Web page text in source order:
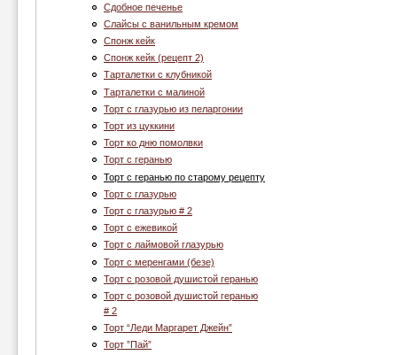
Сдобное печенье
Слайсы с ванильным кремом
Спонж кейк
Спонж кейк (рецепт 2)
Тарталетки с клубникой
Тарталетки с малиной
Торт c глазурью из пеларгонии
Торт из цуккини
Торт ко дню помолвки
Торт с геранью
Торт с геранью по старому рецепту
Торт с глазурью
Торт с глазурью # 2
Торт с ежевикой
Торт с лаймовой глазурью
Торт с меренгами (безе)
Торт с розовой душистой геранью
Торт с розовой душистой геранью
# 2
Торт “Леди Маргарет Джейн”
Торт ”Пай”